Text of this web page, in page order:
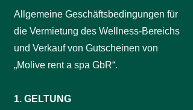
Allgemeine Geschäftsbedingungen für
die Vermietung des Wellness-Bereichs
und Verkauf von Gutscheinen von
„Molive rent a spa GbR“.
1. GELTUNG